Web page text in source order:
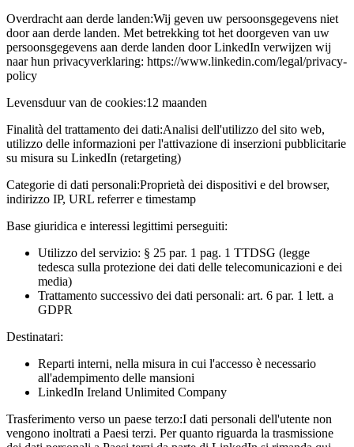
Overdracht aan derde landen:Wij geven uw persoonsgegevens niet
door aan derde landen. Met betrekking tot het doorgeven van uw
persoonsgegevens aan derde landen door LinkedIn verwijzen wij
naar hun privacyverklaring: https://www.linkedin.com/legal/privacy-
policy
Levensduur van de cookies:12 maanden
Finalità del trattamento dei dati:Analisi dell'utilizzo del sito web,
utilizzo delle informazioni per l'attivazione di inserzioni pubblicitarie
su misura su LinkedIn (retargeting)
Categorie di dati personali:Proprietà dei dispositivi e del browser,
indirizzo IP, URL referrer e timestamp
Base giuridica e interessi legittimi perseguiti:
Utilizzo del servizio: § 25 par. 1 pag. 1 TTDSG (legge
tedesca sulla protezione dei dati delle telecomunicazioni e dei
media)
Trattamento successivo dei dati personali: art. 6 par. 1 lett. a
GDPR
Destinatari:
Reparti interni, nella misura in cui l'accesso è necessario
all'adempimento delle mansioni
LinkedIn Ireland Unlimited Company
Trasferimento verso un paese terzo:I dati personali dell'utente non
vengono inoltrati a Paesi terzi. Per quanto riguarda la trasmissione